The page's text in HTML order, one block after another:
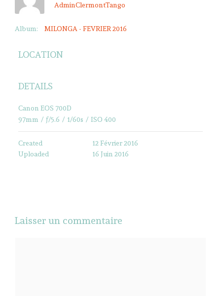
AdminClermontTango
Album: MILONGA - FEVRIER 2016
LOCATION
DETAILS
Canon EOS 700D
97mm / ƒ/5.6 / 1/60s / ISO 400
Created
12 Février 2016
Uploaded
16 Juin 2016
Laisser un commentaire